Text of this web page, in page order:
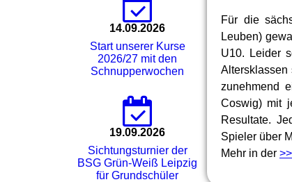
Für die
Leuben)
U10. Leider
Altersklassen
zunehmend
Coswig) mit
Resultate.
Spieler über
Mehr in der
14.09.2026
Start unserer Kurse
2026/27 mit den
Schnupperwochen
19.09.2026
Sichtungsturnier der
BSG Grün-Weiß Leipzig
für Grundschüler